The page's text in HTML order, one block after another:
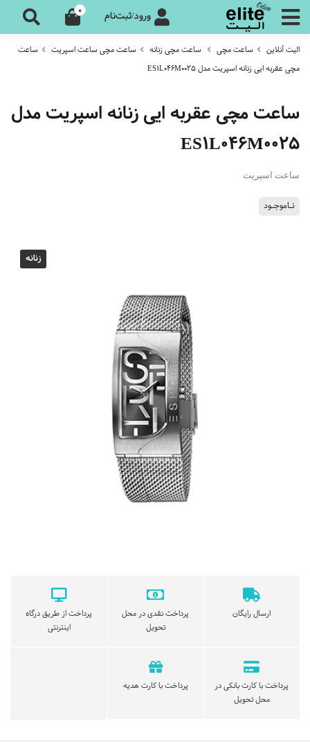
ورود/ثبت‌نام 0
الیت آنلاین ساعت مچی ساعت مچی زنانه ساعت مچی ساعت اسپریت
ساعت
مچی عقربه ایی زنانه اسپریت مدل ES1L046M0025
ساعت مچی عقربه ایی زنانه اسپریت مدل
ES1L046M0025
ساعت اسپریت
نـاموجـود
زنانه
ارسال رایگان
پرداخت نقدی در محل
تحویل
پرداخت از طریق درگاه
اینترنتی
پرداخت با کارت بانکی در
محل تحویل
پرداخت با کارت هدیه